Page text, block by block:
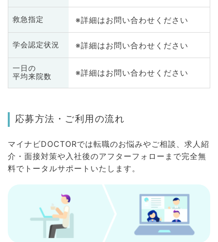
救急指定 ※詳細はお問い合わせください
学会認定状況 ※詳細はお問い合わせください
一日の
平均来院数
※詳細はお問い合わせください
応募方法・ご利用の流れ
マイナビDOCTORでは転職のお悩みやご相談、求人紹
介・面接対策や入社後のアフターフォローまで完全無
料でトータルサポートいたします。